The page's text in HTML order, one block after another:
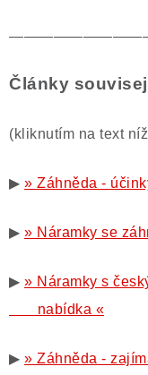
Články
(kliknutím na text
▶ » Záhněda -
▶ » Náramky se
▶ » Náramky s
nabídka «
▶ » Záhněda -